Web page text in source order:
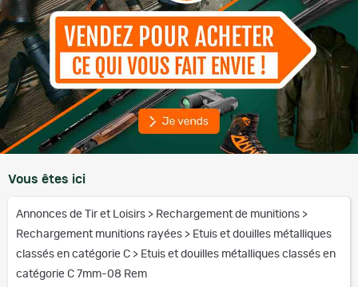
Vous êtes ici
Annonces de Tir et Loisirs > Rechargement de munitions >
Rechargement munitions rayées > Etuis et douilles métalliques
classés en catégorie C > Etuis et douilles métalliques classés en
catégorie C 7mm-08 Rem